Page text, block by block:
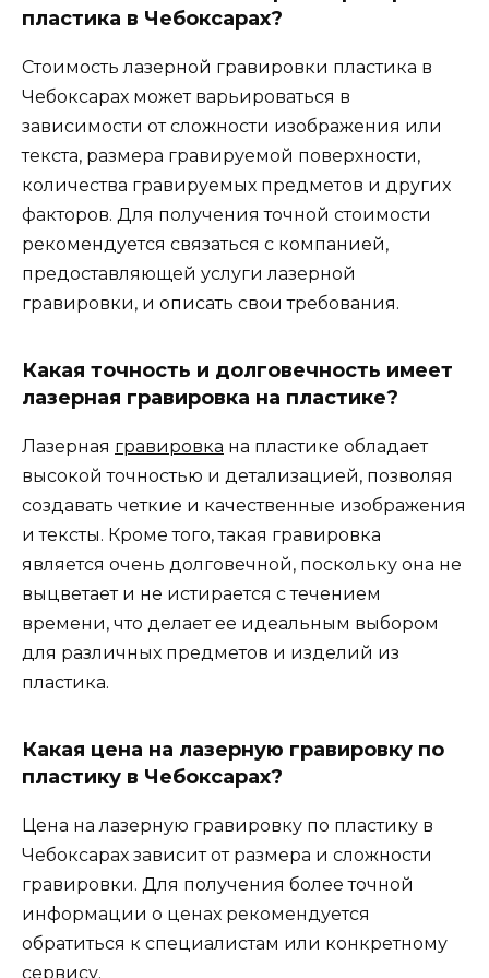
пластика в Чебоксарах?
Стоимость лазерной гравировки пластика в
Чебоксарах может варьироваться в
зависимости от сложности изображения или
текста, размера гравируемой поверхности,
количества гравируемых предметов и других
факторов. Для получения точной стоимости
рекомендуется связаться с компанией,
предоставляющей услуги лазерной
гравировки, и описать свои требования.
Какая точность и долговечность имеет
лазерная гравировка на пластике?
Лазерная гравировка на пластике обладает
высокой точностью и детализацией, позволяя
создавать четкие и качественные изображения
и тексты. Кроме того, такая гравировка
является очень долговечной, поскольку она не
выцветает и не истирается с течением
времени, что делает ее идеальным выбором
для различных предметов и изделий из
пластика.
Какая цена на лазерную гравировку по
пластику в Чебоксарах?
Цена на лазерную гравировку по пластику в
Чебоксарах зависит от размера и сложности
гравировки. Для получения более точной
информации о ценах рекомендуется
обратиться к специалистам или конкретному
сервису.